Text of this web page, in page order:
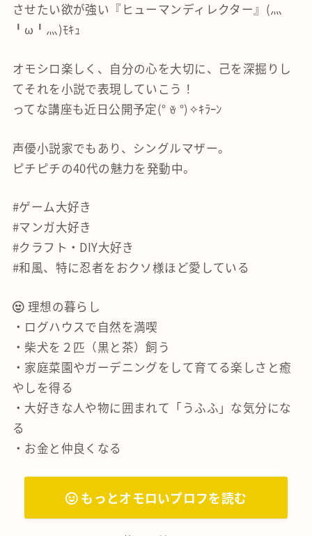
させたい欲が強い『ヒューマンディレクター』(灬
╹ω╹灬)ﾓｷｭ
オモシロ楽しく、自分の心を大切に、己を深掘りし
てそれを小説で表現していこう！
ってな講座も近日公開予定(° ꈊ °)✧ｷﾗｰﾝ
声優小説家でもあり、シングルマザー。
ピチピチの40代の魅力を発動中。
#ゲーム大好き
#マンガ大好き
#クラフト・DIY大好き
#和風、特に忍者をおクソ様ほど愛している
理想の暮らし
・ログハウスで自然を満喫
・柴犬を２匹（黒と茶）飼う
・家庭菜園やガーデニングをして育てる楽しさと癒
やしを得る
・大好きな人や物に囲まれて「うふふ」な気分にな
る
・お金と仲良くなる
もっとオモロいプロフを読む